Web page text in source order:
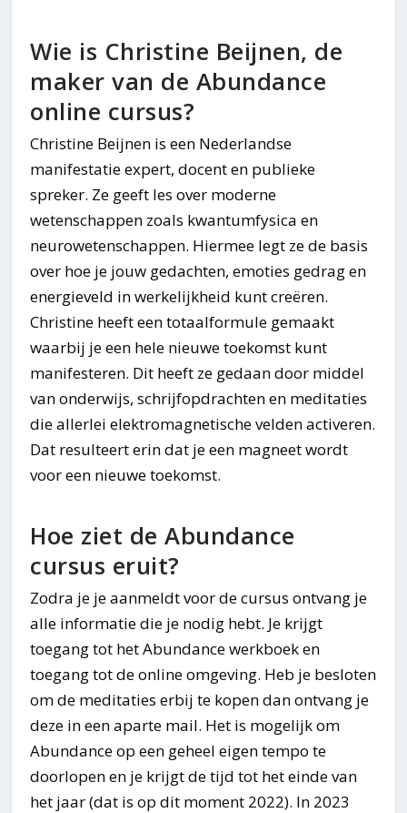
Wie is Christine Beijnen, de
maker van de Abundance
online cursus?
Christine Beijnen is een Nederlandse
manifestatie expert, docent en publieke
spreker. Ze geeft les over moderne
wetenschappen zoals kwantumfysica en
neurowetenschappen. Hiermee legt ze de basis
over hoe je jouw gedachten, emoties gedrag en
energieveld in werkelijkheid kunt creëren.
Christine heeft een totaalformule gemaakt
waarbij je een hele nieuwe toekomst kunt
manifesteren. Dit heeft ze gedaan door middel
van onderwijs, schrijfopdrachten en meditaties
die allerlei elektromagnetische velden activeren.
Dat resulteert erin dat je een magneet wordt
voor een nieuwe toekomst.
Hoe ziet de Abundance
cursus eruit?
Zodra je je aanmeldt voor de cursus ontvang je
alle informatie die je nodig hebt. Je krijgt
toegang tot het Abundance werkboek en
toegang tot de online omgeving. Heb je besloten
om de meditaties erbij te kopen dan ontvang je
deze in een aparte mail. Het is mogelijk om
Abundance op een geheel eigen tempo te
doorlopen en je krijgt de tijd tot het einde van
het jaar (dat is op dit moment 2022). In 2023